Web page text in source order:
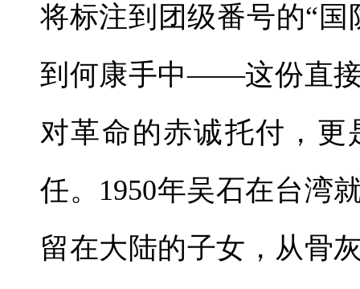
将标注到团级番号的“
到何康手中——这份直
对革命的赤诚托付，
任。1950年吴石在台湾
留在大陆的子女，从骨